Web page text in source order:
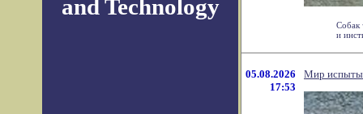
and Technology
Собак
и
05.08.2026
17:53
Мир